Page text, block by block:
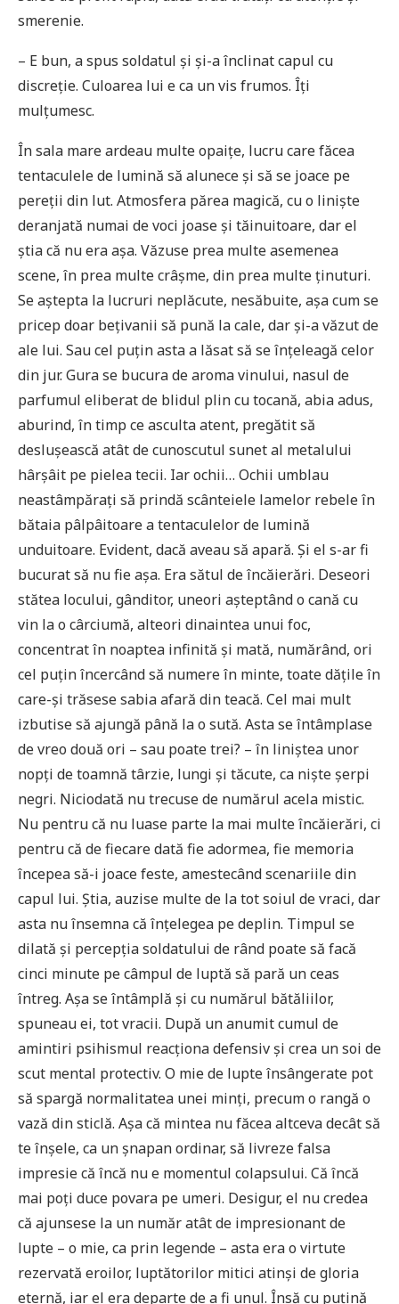
smerenie.
– E bun, a spus soldatul și și-a înclinat capul cu
discreție. Culoarea lui e ca un vis frumos. Îți
mulțumesc.
În sala mare ardeau multe opaițe, lucru care făcea
tentaculele de lumină să alunece și să se joace pe
pereții din lut. Atmosfera părea magică, cu o liniște
deranjată numai de voci joase și tăinuitoare, dar el
știa că nu era așa. Văzuse prea multe asemenea
scene, în prea multe crâșme, din prea multe ținuturi.
Se aștepta la lucruri neplăcute, nesăbuite, așa cum se
pricep doar bețivanii să pună la cale, dar și-a văzut de
ale lui. Sau cel puțin asta a lăsat să se înțeleagă celor
din jur. Gura se bucura de aroma vinului, nasul de
parfumul eliberat de blidul plin cu tocană, abia adus,
aburind, în timp ce asculta atent, pregătit să
deslușească atât de cunoscutul sunet al metalului
hârșâit pe pielea tecii. Iar ochii… Ochii umblau
neastâmpărați să prindă scânteiele lamelor rebele în
bătaia pâlpâitoare a tentaculelor de lumină
unduitoare. Evident, dacă aveau să apară. Și el s-ar fi
bucurat să nu fie așa. Era sătul de încăierări. Deseori
stătea locului, gânditor, uneori așteptând o cană cu
vin la o cârciumă, alteori dinaintea unui foc,
concentrat în noaptea infinită și mată, numărând, ori
cel puțin încercând să numere în minte, toate dățile în
care-și trăsese sabia afară din teacă. Cel mai mult
izbutise să ajungă până la o sută. Asta se întâmplase
de vreo două ori – sau poate trei? – în liniștea unor
nopți de toamnă târzie, lungi și tăcute, ca niște șerpi
negri. Niciodată nu trecuse de numărul acela mistic.
Nu pentru că nu luase parte la mai multe încăierări, ci
pentru că de fiecare dată fie adormea, fie memoria
începea să-i joace feste, amestecând scenariile din
capul lui. Știa, auzise multe de la tot soiul de vraci, dar
asta nu însemna că înțelegea pe deplin. Timpul se
dilată și percepția soldatului de rând poate să facă
cinci minute pe câmpul de luptă să pară un ceas
întreg. Așa se întâmplă și cu numărul bătăliilor,
spuneau ei, tot vracii. După un anumit cumul de
amintiri psihismul reacționa defensiv și crea un soi de
scut mental protectiv. O mie de lupte însângerate pot
să spargă normalitatea unei minți, precum o rangă o
vază din sticlă. Așa că mintea nu făcea altceva decât să
te înșele, ca un șnapan ordinar, să livreze falsa
impresie că încă nu e momentul colapsului. Că încă
mai poți duce povara pe umeri. Desigur, el nu credea
că ajunsese la un număr atât de impresionant de
lupte – o mie, ca prin legende – asta era o virtute
rezervată eroilor, luptătorilor mitici atinși de gloria
eternă, iar el era departe de a fi unul. Însă cu puțină